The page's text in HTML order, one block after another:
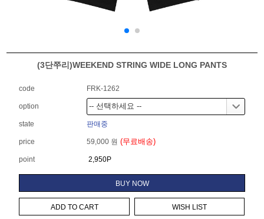
(3단쭈리)WEEKEND STRING WIDE LONG PANTS
code FRK-1262
option
state 판매중
price 59,000 원 (무료배송)
point 2,950P
BUY NOW
ADD TO CART WISH LIST